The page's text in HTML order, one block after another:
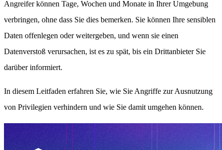
Angreifer können Tage, Wochen und Monate in Ihrer Umgebung
verbringen, ohne dass Sie dies bemerken. Sie können Ihre sensiblen
Daten offenlegen oder weitergeben, und wenn sie einen
Datenverstoß verursachen, ist es zu spät, bis ein Drittanbieter Sie
darüber informiert.
In diesem Leitfaden erfahren Sie, wie Sie Angriffe zur Ausnutzung
von Privilegien verhindern und wie Sie damit umgehen können.